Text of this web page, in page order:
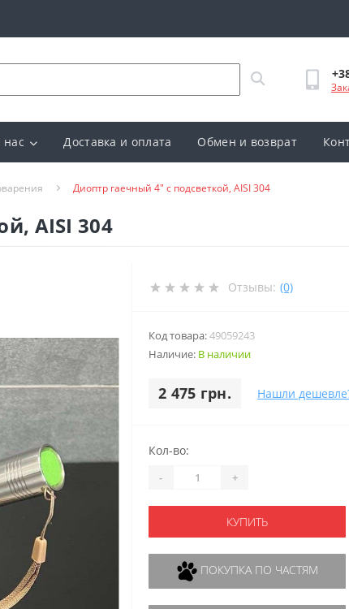
нас Доставка и оплата Обмен и возврат
Диоптр гаечный 4" с подсветкой, AISI 304
AISI 304
Отзывы: (0)
Код товара:49059243
Наличие: В наличии
2 475 грн. Нашли
Кол-во:
- +
КУПИТЬ
ПОКУПКА ПО ЧАСТЯМ